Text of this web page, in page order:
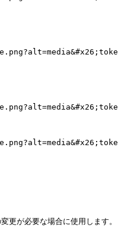
が必要な場合に使用します。